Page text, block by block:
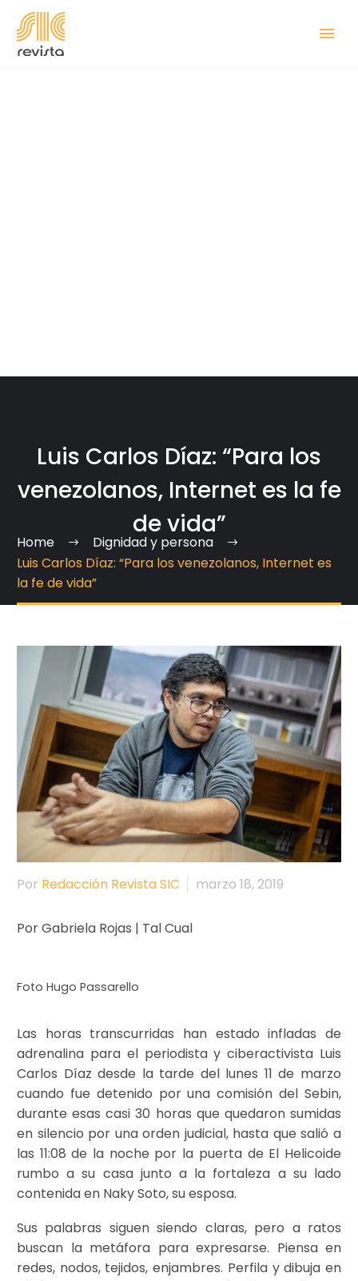
Luis Carlos Díaz: “Para los
venezolanos, Internet es la fe
de vida”
Home
Dignidad y persona
Luis Carlos Díaz: “Para los venezolanos, Internet es
la fe de vida”
Por Redacción Revista SIC marzo 18, 2019
Por Gabriela Rojas | Tal Cual
Foto Hugo Passarello
Las horas transcurridas han estado infladas de
adrenalina para el periodista y ciberactivista Luis
Carlos Díaz desde la tarde del lunes 11 de marzo
cuando fue detenido por una comisión del Sebin,
durante esas casi 30 horas que quedaron sumidas
en silencio por una orden judicial, hasta que salió a
las 11:08 de la noche por la puerta de El Helicoide
rumbo a su casa junto a la fortaleza a su lado
contenida en Naky Soto, su esposa.
Sus palabras siguen siendo claras, pero a ratos
buscan la metáfora para expresarse. Piensa en
redes, nodos, tejidos, enjambres. Perfila y dibuja en